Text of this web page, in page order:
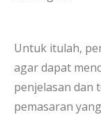
Untuk itulah,
agar dapat
penjelasan dan
pemasaran